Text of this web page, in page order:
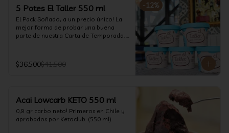
-12%
5 Potes El Taller 550 ml
El Pack Soñado, a un precio único! La
mejor forma de probar una buena
parte de nuestra Carta de Temporada.
$36.500$41.500
Acai Lowcarb KETO 550 ml
0,9 gr carbo neto! Primeros en Chile y
aprobados por Ketoclub. (550 ml)